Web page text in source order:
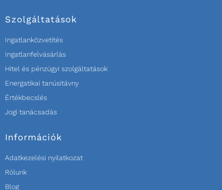
Szolgáltatások
Ingatlanközvetítés
Ingatlanfelvásárlás
Hitel és pénzügyi szolgáltatások
Energatikai tanúsitávny
Értékbecslés
Jogi tanácsadás
Információk
Adatkezelési nyilatkozat
Rólunk
Blog